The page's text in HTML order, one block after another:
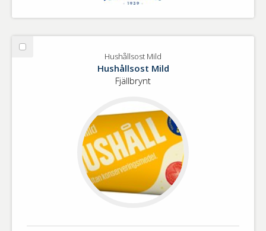
Välj
Hushållsost Mild
Hushållsost Mild
Fjällbrynt